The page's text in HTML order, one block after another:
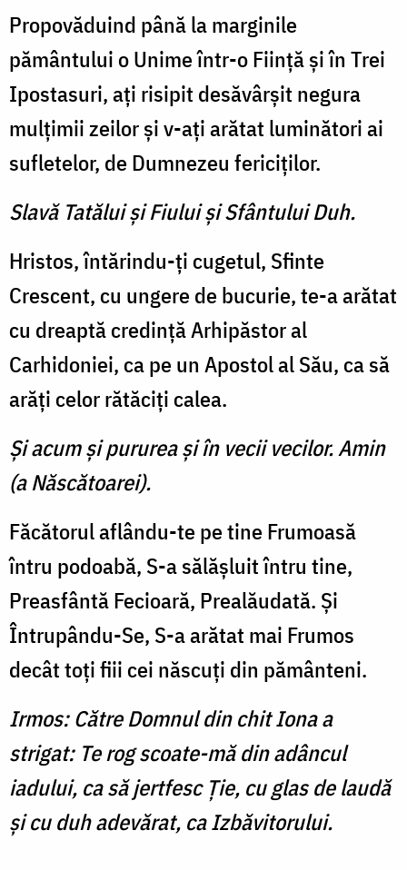
Propovăduind până la marginile
pământului o Unime într-o Fiinţă şi în Trei
Ipostasuri, aţi risipit desăvârşit negura
mulţimii zeilor şi v-aţi arătat luminători ai
sufletelor, de Dumnezeu fericiţilor.
Slavă Tatălui şi Fiului şi Sfântului Duh.
Hristos, întărindu-ţi cugetul, Sfinte
Crescent, cu ungere de bucurie, te-a arătat
cu dreaptă credinţă Arhipăstor al
Carhidoniei, ca pe un Apostol al Său, ca să
arăţi celor rătăciţi calea.
Şi acum şi pururea şi în vecii vecilor. Amin
(a Născătoarei).
Făcătorul aflându-te pe tine Frumoasă
întru podoabă, S-a sălăşluit întru tine,
Preasfântă Fecioară, Prealăudată. Şi
Întrupându-Se, S-a arătat mai Frumos
decât toţi fiii cei născuţi din pământeni.
Irmos: Către Domnul din chit Iona a
strigat: Te rog scoate-mă din adâncul
iadului, ca să jertfesc Ţie, cu glas de laudă
şi cu duh adevărat, ca Izbăvitorului.